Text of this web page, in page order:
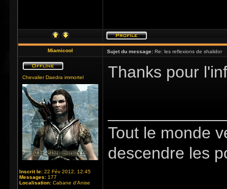
Miamicool Sujet du message: Re: les reflexions de shalidor
Chevalier Daedra immortel
Inscrit le: 22 Fév 2012, 12:45
Messages: 177
Localisation: Cabane d'Anise
Thanks pour
Tout le monde
descendre les